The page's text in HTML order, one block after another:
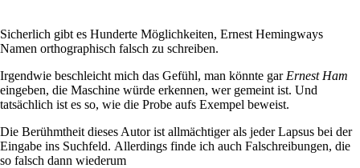
Sicherlich gibt es Hunderte Möglichkeiten, Ernest Hemingways
Namen orthographisch falsch zu schreiben.
Irgendwie beschleicht mich das Gefühl, man könnte gar Ernest Ham
eingeben, die Maschine würde erkennen, wer gemeint ist. Und
tatsächlich ist es so, wie die Probe aufs Exempel beweist.
Die Berühmtheit dieses Autor ist allmächtiger als jeder Lapsus bei der
Eingabe ins Suchfeld. Allerdings finde ich auch Falschreibungen, die
so falsch dann wiederum